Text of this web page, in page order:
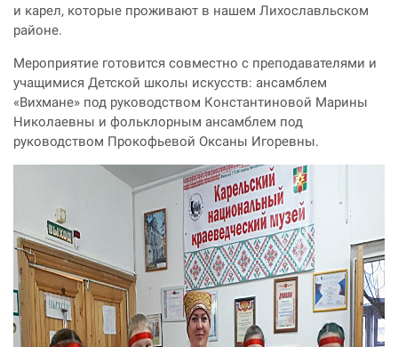
и карел, которые проживают в нашем Лихославльском
районе.
Мероприятие готовится совместно с преподавателями и
учащимися Детской школы искусств: ансамблем
«Вихмане» под руководством Константиновой Марины
Николаевны и фольклорным ансамблем под
руководством Прокофьевой Оксаны Игоревны.